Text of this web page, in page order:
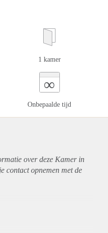
1 kamer
∞
Onbepaalde tijd
over deze Kamer in
contact opnemen met de